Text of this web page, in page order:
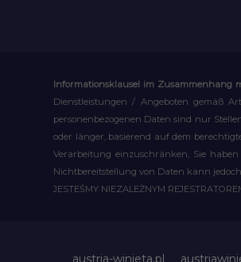
Informationsklausel im Zusammenhang
Dienstleistungen / Angeboten gemäß
personenbezogenen Daten sind nur
oder länger, basierend auf dem
Verarbeitung einzuschränken, Sie
Nichtbereitstellung von Daten kann
JESTEŚMY NIEZALEŻNYM
austria-winieta.pl